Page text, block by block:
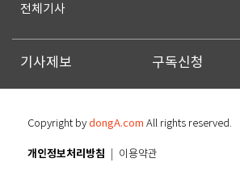
전체기사
기사제보 구독신청
Copyright bydongA.com All rights reserved.
개인정보처리방침 이용약관